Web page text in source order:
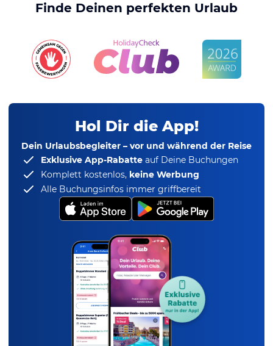
Finde Deinen perfekten Urlaub
Hol Dir die App!
Dein Urlaubsbegleiter – vor und während der Reise
Exklusive App-Rabatte auf Deine Buchungen
Komplett kostenlos, keine Werbung
Alle Buchungsinfos immer griffbereit